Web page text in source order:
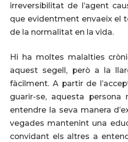
irreversibilitat de l’agent
que evidentment envaeix el
de la normalitat en la vida.
Hi ha moltes malalties
aquest segell, però a la
fàcilment. A partir de
guarir-se, aquesta
entendre la seva manera
vegades mantenint una
convidant els altres a